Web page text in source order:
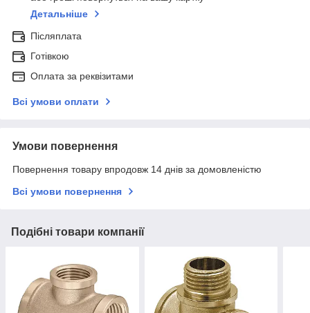
Детальніше
Післяплата
Готівкою
Оплата за реквізитами
Всі умови оплати
Умови повернення
Повернення товару впродовж 14 днів за домовленістю
Всі умови повернення
Подібні товари компанії